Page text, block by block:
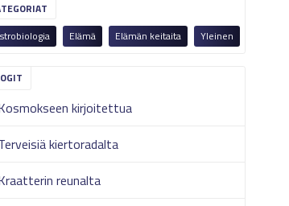
Elämä Elämän keitaita Yleinen
kirjoitettua
kiertoradalta
reunalta